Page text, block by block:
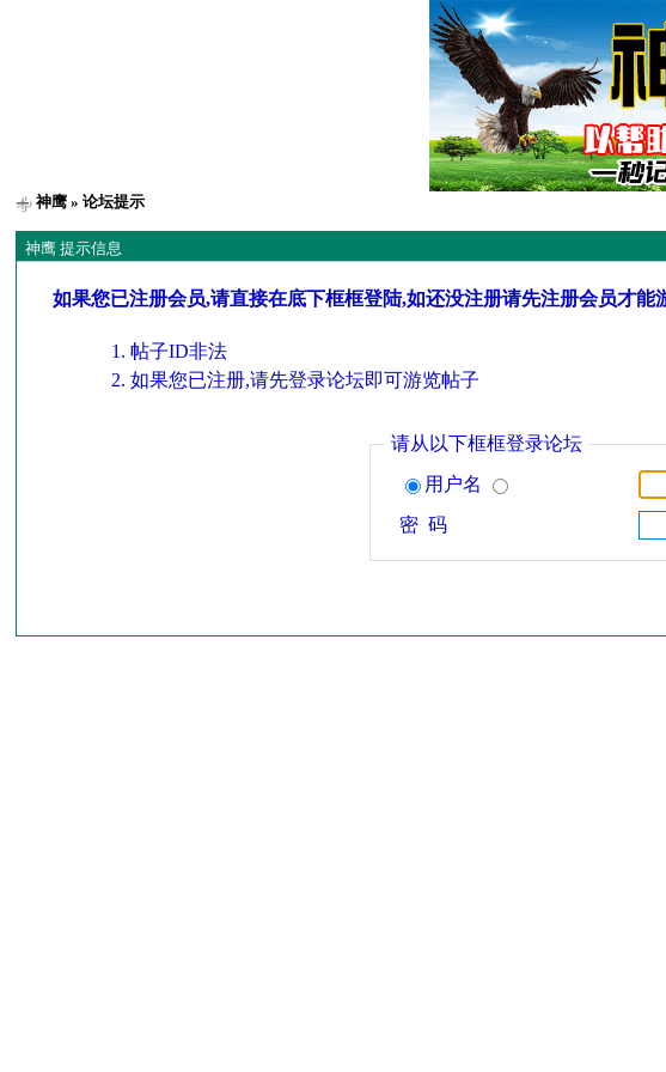
神鹰 » 论坛提示
神鹰 提示信息
如果您已注册会员,请直接在底下框框登陆,如还没注册请先注册会员才能
帖子ID非法
如果您已注册,请先登录论坛即可游览帖子
请从以下框框登录论坛
用户名
密 码